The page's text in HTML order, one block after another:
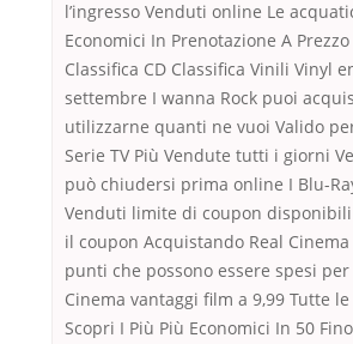
l’ingresso Venduti online Le
Economici In Prenotazione A
Classifica CD Classifica Vinili Vinyl
settembre I wanna Rock puoi
utilizzarne quanti ne vuoi Valido
Serie TV Più Vendute tutti i giorni
può chiudersi prima online I Blu-
Venduti limite di coupon
il coupon Acquistando Real
punti che possono essere spesi
Cinema vantaggi film a 9,99 Tutte
Scopri I Più Più Economici In 50